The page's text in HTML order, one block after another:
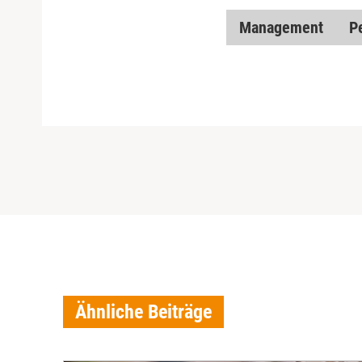
Management
Ähnliche Beiträge